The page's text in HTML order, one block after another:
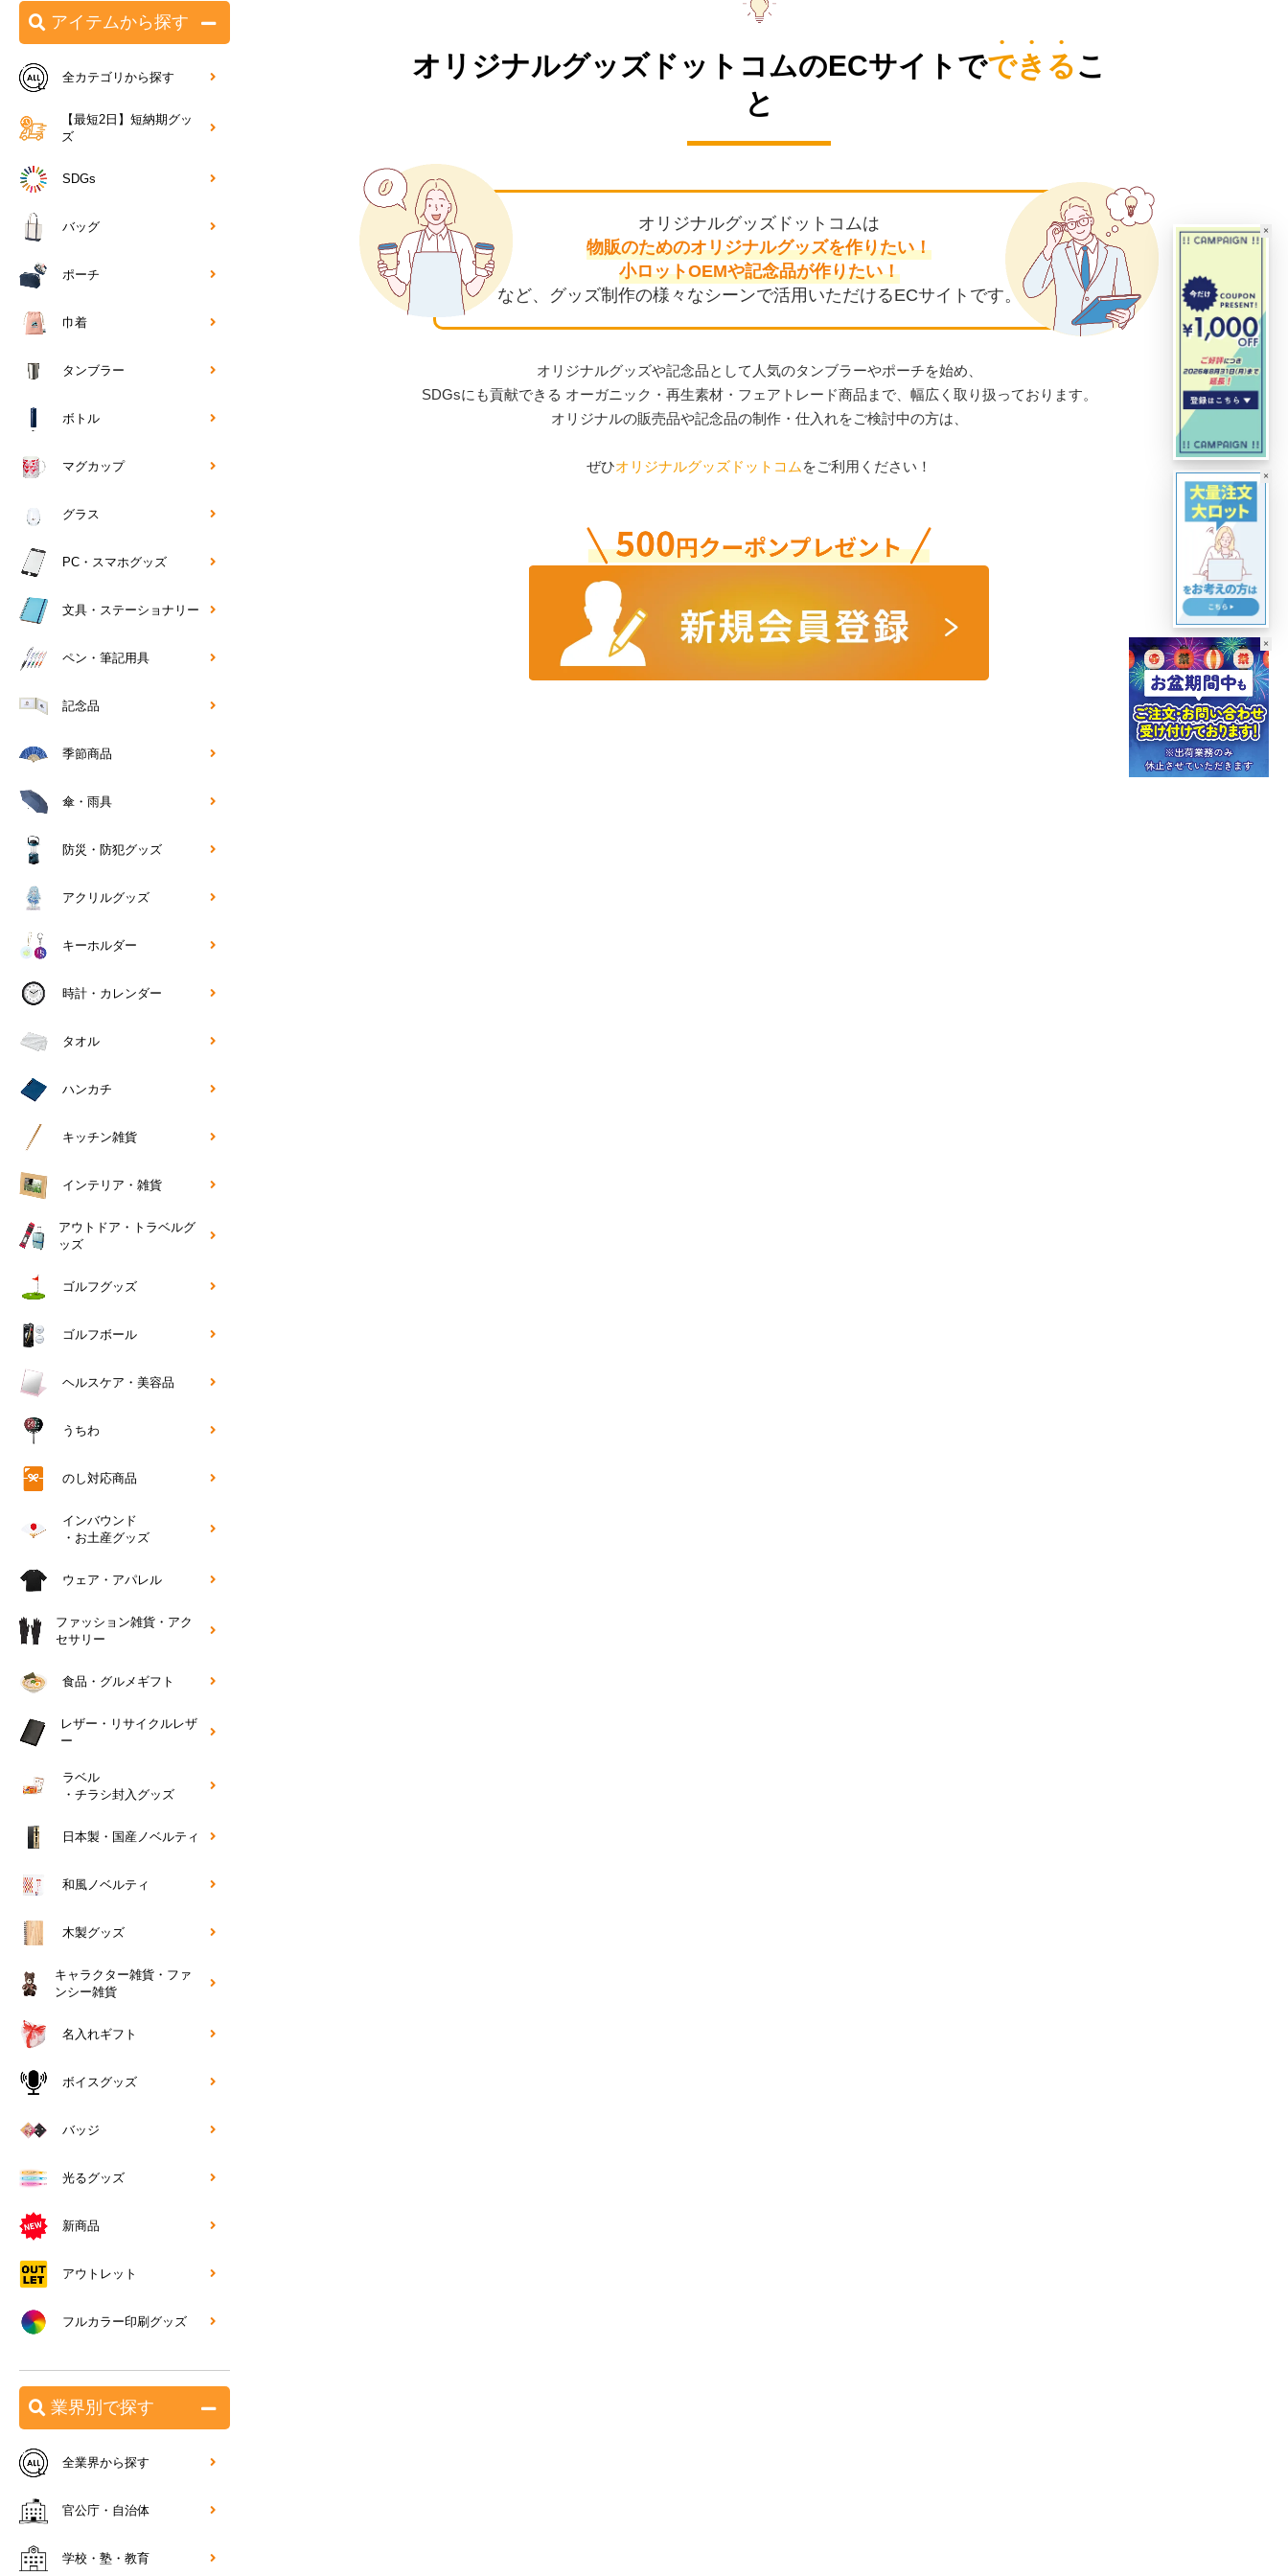
オリジナルグッズドットコムのECサイトでできるこ
と
オリジナルグッズドットコムは
物販のためのオリジナルグッズを作りたい！
小ロットOEMや記念品が作りたい！
など、グッズ制作の様々なシーンで活用いただけるECサイトです。
オリジナルグッズや記念品として人気のタンブラーやポーチを始め、
SDGsにも貢献できる オーガニック・再生素材・フェアトレード商品まで、幅広く取り扱っております。
オリジナルの販売品や記念品の制作・仕入れをご検討中の方は、
ぜひオリジナルグッズドットコム をご利用ください！
アイテムから探す
全カテゴリから探す
【最短2日】短納期グッ
ズ
SDGs
バッグ
ポーチ
巾着
タンブラー
ボトル
マグカップ
グラス
PC・スマホグッズ
文具・ステーショナリー
ペン・筆記用具
記念品
季節商品
傘・雨具
防災・防犯グッズ
アクリルグッズ
キーホルダー
時計・カレンダー
タオル
ハンカチ
キッチン雑貨
インテリア・雑貨
アウトドア・トラベルグ
ッズ
ゴルフグッズ
ゴルフボール
ヘルスケア・美容品
うちわ
のし対応商品
インバウンド
・お土産グッズ
ウェア・アパレル
ファッション雑貨・アク
セサリー
食品・グルメギフト
レザー・リサイクルレザ
ー
ラベル
・チラシ封入グッズ
日本製・国産ノベルティ
和風ノベルティ
木製グッズ
キャラクター雑貨・ファ
ンシー雑貨
名入れギフト
ボイスグッズ
バッジ
光るグッズ
新商品
アウトレット
フルカラー印刷グッズ
業界別で探す
全業界から探す
官公庁・自治体
学校・塾・教育
×
×
×